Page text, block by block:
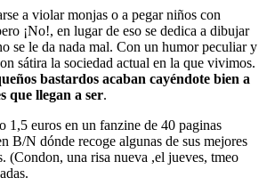
a violar monjas o a pegar niños con
¡No!, en lugar de eso se dedica a dibujar
se le da nada mal. Con un humor peculiar y
sátira la sociedad actual en la que vivimos.
bastardos acaban cayéndote bien a
que llegan a ser.
1,5 euros en un fanzine de 40 paginas
B/N dónde recoge algunas de sus mejores
(Condon, una risa nueva ,el jueves, tmeo